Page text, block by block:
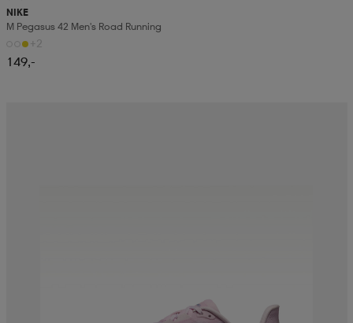
NIKE
M Pegasus 42 Men's Road Running
+2
149,-